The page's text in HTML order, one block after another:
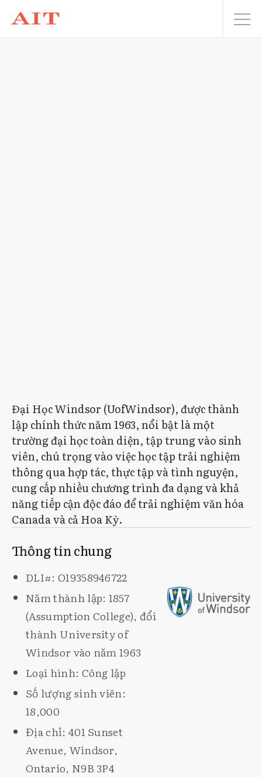
Đại Học Windsor (UofWindsor), được thành
lập chính thức năm 1963, nổi bật là một
trường đại học toàn diện, tập trung vào sinh
viên, chú trọng vào việc học tập trải nghiệm
thông qua hợp tác, thực tập và tình nguyện,
cung cấp nhiều chương trình đa dạng và khả
năng tiếp cận độc đáo để trải nghiệm văn hóa
Canada và cả Hoa Kỳ.
Thông tin chung
DLI#: O19358946722
Năm thành lập: 1857
(Assumption College), đổi
thành University of
Windsor vào năm 1963
Loại hình: Công lập
Số lượng sinh viên:
18,000
Địa chỉ: 401 Sunset
Avenue, Windsor,
Ontario, N9B 3P4